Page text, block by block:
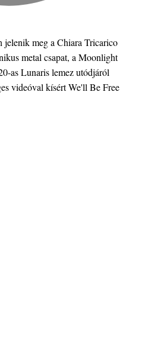
jelenik meg a Chiara Tricarico
metal csapat, a Moonlight
as Lunaris lemez utódjáról
videóval kísért We'll Be Free